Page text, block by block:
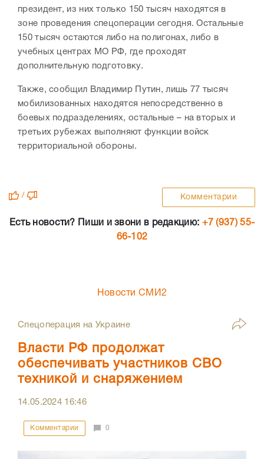
президент, из них только 150 тысяч находятся в
зоне проведения спецоперации сегодня. Остальные
150 тысяч остаются либо на полигонах, либо в
учебных центрах МО РФ, где проходят
дополнительную подготовку.
Также, сообщил Владимир Путин, лишь 77 тысяч
мобилизованных находятся непосредственно в
боевых подразделениях, остальные – на вторых и
третьих рубежах выполняют функции войск
территориальной обороны.
/ Комментарии
Есть новости? Пиши и звони в редакцию: +7 (937) 55-
66-102
Новости СМИ2
Спецоперация на Украине
Власти РФ продолжат
обеспечивать участников СВО
техникой и снаряжением
14.05.2024 16:46
Комментарии 0